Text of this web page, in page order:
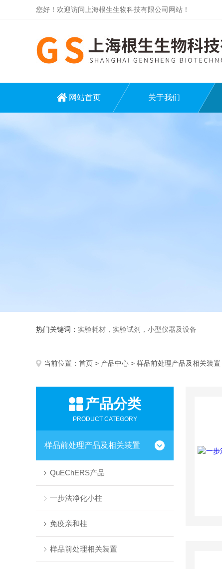
您好！欢迎访问上海根生生物科技有限公司网站！
网站首页 关于我们
热门关键词： 实验耗材，实验试剂，小型仪器及设备
当前位置： 首页 > 产品中心 > 样品前处理产品及相关装置
产品分类
PRODUCT CATEGORY
样品前处理产品及相关装置
QuEChERS产品
一步法净化小柱
免疫亲和柱
样品前处理相关装置